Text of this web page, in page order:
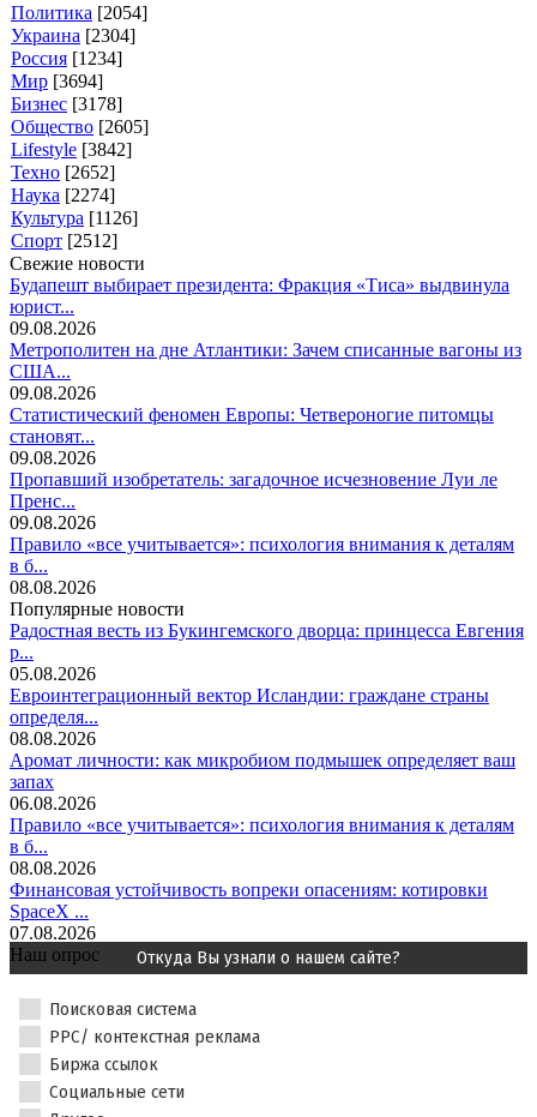
Политика [2054]
Украина [2304]
Россия [1234]
Мир [3694]
Бизнес [3178]
Общество [2605]
Lifestyle [3842]
Техно [2652]
Наука [2274]
Культура [1126]
Спорт [2512]
Свежие новости
Будапешт выбирает президента: Фракция «Тиса» выдвинула
юрист...
09.08.2026
Метрополитен на дне Атлантики: Зачем списанные вагоны из
США...
09.08.2026
Статистический феномен Европы: Четвероногие питомцы
становят...
09.08.2026
Пропавший изобретатель: загадочное исчезновение Луи ле
Пренс...
09.08.2026
Правило «все учитывается»: психология внимания к деталям
в б...
08.08.2026
Популярные новости
Радостная весть из Букингемского дворца: принцесса Евгения
р...
05.08.2026
Евроинтеграционный вектор Исландии: граждане страны
определя...
08.08.2026
Аромат личности: как микробиом подмышек определяет ваш
запах
06.08.2026
Правило «все учитывается»: психология внимания к деталям
в б...
08.08.2026
Финансовая устойчивость вопреки опасениям: котировки
SpaceX ...
07.08.2026
Наш опрос
Откуда Вы узнали о нашем сайте?
Поисковая система
PPC/ контекстная реклама
Биржа ссылок
Социальные сети